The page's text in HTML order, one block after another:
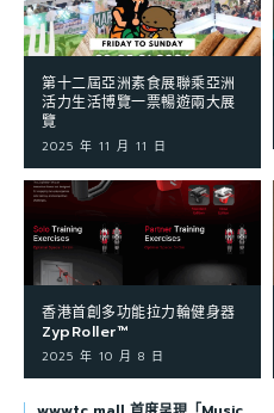
第十二屆亞洲素食展聯乘亞洲
活力生活博覽一票暢遊兩大展
覽
2025 年 11 月 11 日
香港首創多功能拉力輪健身器
ZypRoller™
2025 年 10 月 8 日